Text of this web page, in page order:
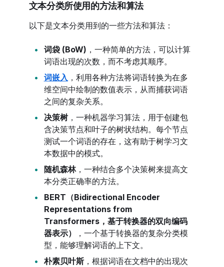
文本分类所使用的方法和算法
以下是文本分类用到的一些方法和算法：
词袋 (BoW) ，一种简单的方法，可以计算
词语出现的次数，而不考虑其顺序。
词嵌入 ，利用各种方法将词语转换为在多
维空间中绘制的数值表示，从而捕获词语
之间的复杂关系。
决策树，一种机器学习算法，用于创建包
含决策节点和叶子的树状结构。每个节点
测试一个词语的存在，这有助于树学习文
本数据中的模式。
随机森林，一种结合多个决策树来提高文
本分类正确率的方法。
BERT（Bidirectional Encoder
Representations from
Transformers，基于转换器的双向编码
器表示）
，一个基于转换器的复杂分类模
型，能够理解词语的上下文。
朴素贝叶斯，根据词语在文档中的出现次